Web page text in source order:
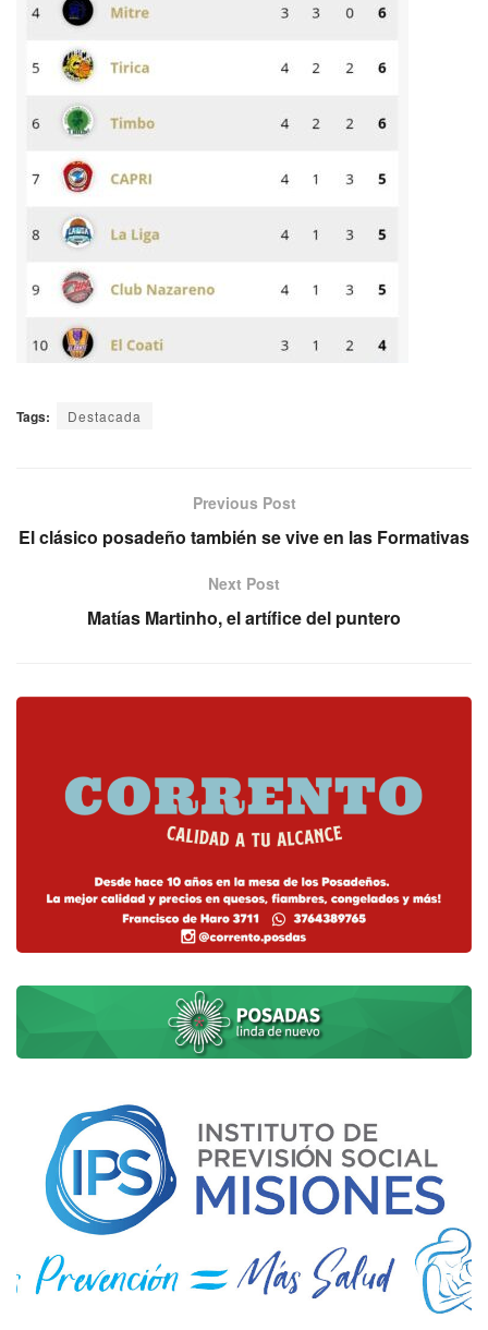
Tags: Destacada
Previous Post
El clásico posadeño también se vive en las Formativas
Next Post
Matías Martinho, el artífice del puntero